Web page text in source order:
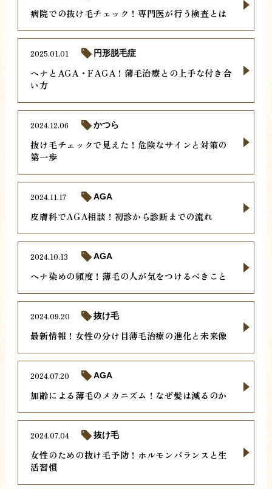
病院での抜け毛チェック！専門医が行う検査とは
ヘナとAGA・FAGA！薄毛治療との上手な付き合
い方
2025.01.01 円形脱毛症
抜け毛チェックで見えた！危険なサインと対策の
第一歩
2024.12.06 かつら
皮膚科でAGA相談！初診から診断までの流れ
2024.11.17 AGA
ヘナ染めの頻度！薄毛の人が気をつけるべきこと
2024.10.13 AGA
最新情報！女性の分け目薄毛治療の進化と未来像
2024.09.20 抜け毛
加齢による薄毛のメカニズム！なぜ髪は減るのか
2024.07.20 AGA
女性のための抜け毛予防！ホルモンバランスと生
活習慣
2024.07.04 抜け毛